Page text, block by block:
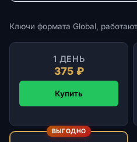
Ключи формата Global,
1 ДЕНЬ
375 ₽
Купить
ВЫГОДНО